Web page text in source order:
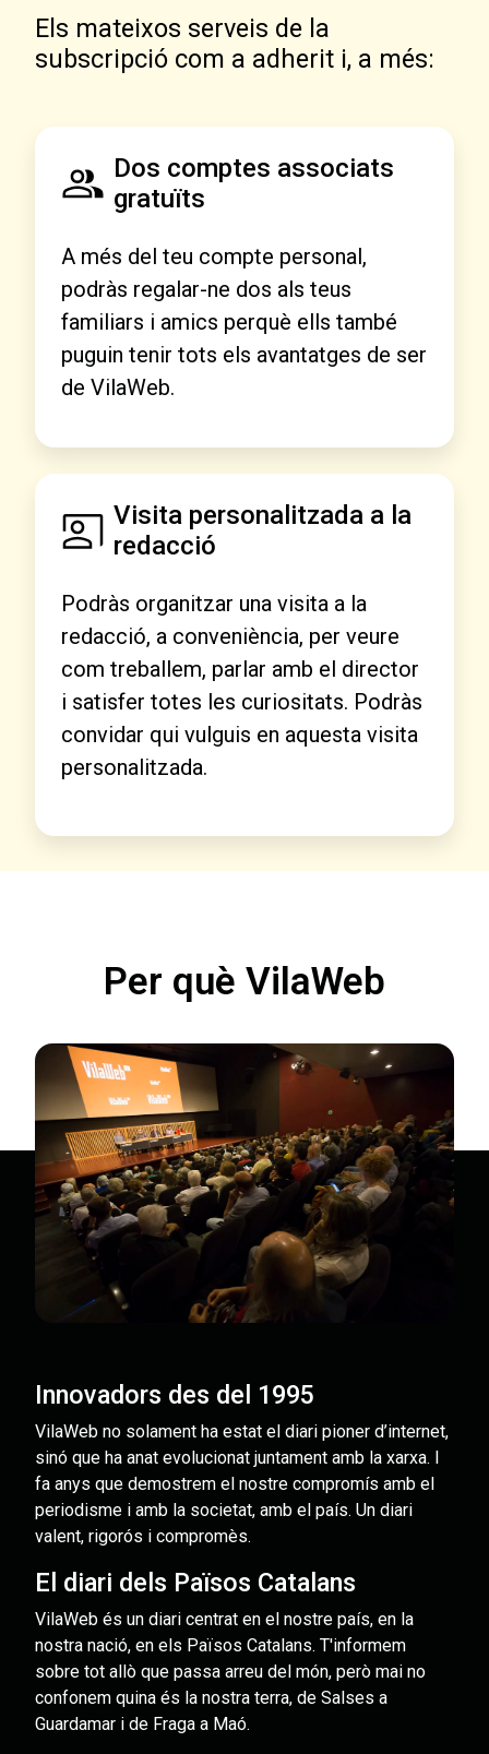
Els mateixos serveis de la
subscripció com a adherit i, a més:
Dos comptes associats
gratuïts
A més del teu compte personal,
podràs regalar-ne dos als teus
familiars i amics perquè ells també
puguin tenir tots els avantatges de ser
de VilaWeb.
Visita personalitzada a la
redacció
Podràs organitzar una visita a la
redacció, a conveniència, per veure
com treballem, parlar amb el director
i satisfer totes les curiositats. Podràs
convidar qui vulguis en aquesta visita
personalitzada.
Per què VilaWeb
Innovadors des del 1995
VilaWeb no solament ha estat el diari pioner d’internet,
sinó que ha anat evolucionat juntament amb la xarxa. I
fa anys que demostrem el nostre compromís amb el
periodisme i amb la societat, amb el país. Un diari
valent, rigorós i compromès.
El diari dels Països Catalans
VilaWeb és un diari centrat en el nostre país, en la
nostra nació, en els Països Catalans. T'informem
sobre tot allò que passa arreu del món, però mai no
confonem quina és la nostra terra, de Salses a
Guardamar i de Fraga a Maó.